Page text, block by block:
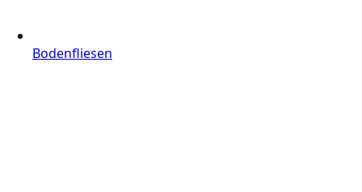
Bodenfliesen